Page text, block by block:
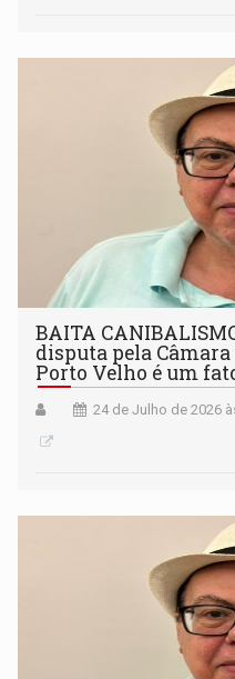
BAITA
disputa pela
Porto Velho é um
24 de Julho de 2026